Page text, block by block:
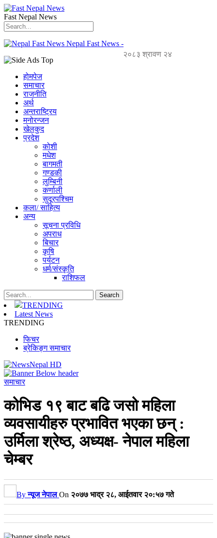
Fast Nepal News
Nepal Fast News -
२०८३ श्रावण २४
होमपेज
समाचार
राजनीति
अर्थ
अन्तराष्ट्रिय
मनोरन्जन
खेलकुद
प्रदेश
कोशी
मधेश
बागमती
गण्डकी
लुम्बिनी
कर्णाली
सुदूरपश्चिम
कला/ साहित्य
अन्य
सूचना प्रविधि
अपराध
बिचार
कृषि
पर्यटन
धर्म/संस्कृति
राशिफल
TRENDING
Latest News
TRENDING
फिचर
ब्रेकिङ्ग समाचार
समाचार
कोभिड १९ बाट बढि जसो महिला
व्यवसायीहरु प्रभावित भएका छन् :
उर्मिला श्रेष्ठ, अध्यक्ष- नेपाल महिला
चेम्बर
Byन्यूज नेपाल On २०७७ भाद्र २८, आईतवार २०:५७ गते